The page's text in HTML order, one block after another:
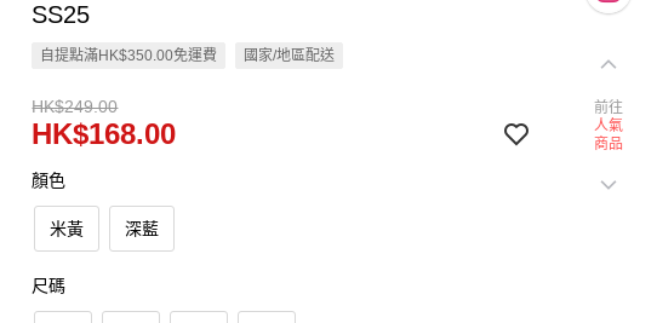
SS25
自提點滿HK$350.00免運費 國家/地區配送
HK$249.00
HK$168.00
顏色
米黃 深藍
尺碼
前往
人氣
商品